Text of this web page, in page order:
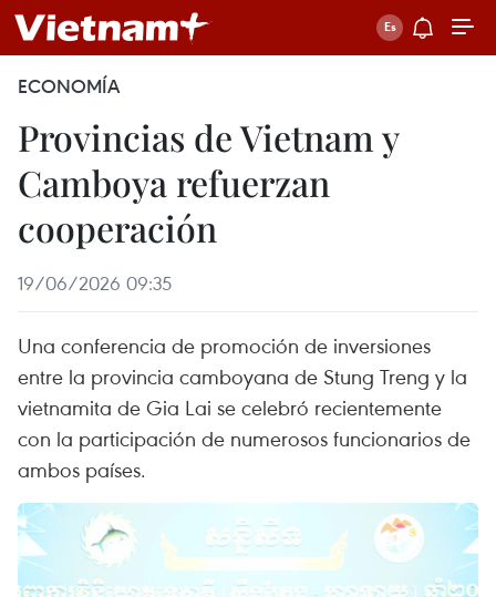
ECONOMÍA
Provincias de Vietnam y
Camboya refuerzan
cooperación
19/06/2026 09:35
Una conferencia de promoción de inversiones
entre la provincia camboyana de Stung Treng y la
vietnamita de Gia Lai se celebró recientemente
con la participación de numerosos funcionarios de
ambos países.